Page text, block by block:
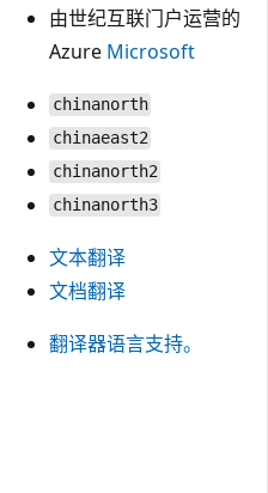
由世纪互联门户运营的
Azure Microsoft
chinanorth
chinaeast2
chinanorth2
chinanorth3
文本翻译
文档翻译
翻译器语言支持。